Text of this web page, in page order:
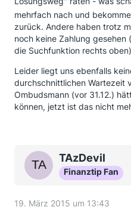
mehrfach nach und
zurück. Andere haben trotz
noch keine Zahlung
die Suchfunktion rechts
Leider liegt uns ebenfalls
durchschnittlichen Wartezeit
Ombudsmann (vor 31.12.)
können, jetzt ist das nicht
TAzDevil
Finanztip Fan
19. März 2015 um 13:43